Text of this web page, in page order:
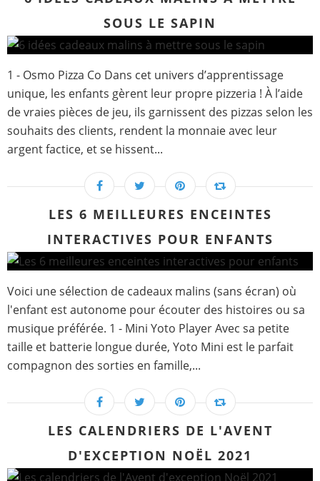
SOUS LE SAPIN
1 - Osmo Pizza Co Dans cet univers d’apprentissage
unique, les enfants gèrent leur propre pizzeria ! À l’aide
de vraies pièces de jeu, ils garnissent des pizzas selon les
souhaits des clients, rendent la monnaie avec leur
argent factice, et se hissent...
LES 6 MEILLEURES ENCEINTES
INTERACTIVES POUR ENFANTS
Voici une sélection de cadeaux malins (sans écran) où
l'enfant est autonome pour écouter des histoires ou sa
musique préférée. 1 - Mini Yoto Player Avec sa petite
taille et batterie longue durée, Yoto Mini est le parfait
compagnon des sorties en famille,...
LES CALENDRIERS DE L'AVENT
D'EXCEPTION NOËL 2021